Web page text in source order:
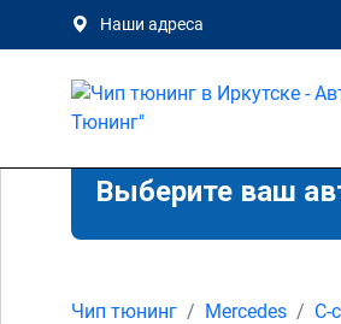
Наши адреса
Выберите ваш
Чип тюнинг Mercedes C-